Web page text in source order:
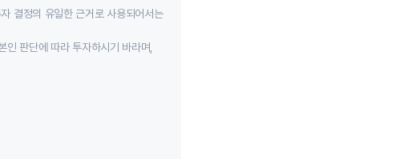
결정의 유일한 근거로 사용되어서는
판단에 따라 투자하시기 바라며,